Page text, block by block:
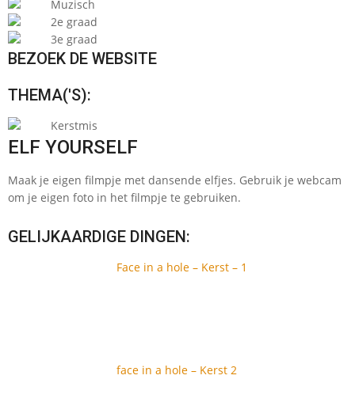
Muzisch
2e graad
3e graad
BEZOEK DE WEBSITE
THEMA('S):
Kerstmis
ELF YOURSELF
Maak je eigen filmpje met dansende elfjes. Gebruik je webcam
om je eigen foto in het filmpje te gebruiken.
GELIJKAARDIGE DINGEN:
Face in a hole – Kerst – 1
face in a hole – Kerst 2